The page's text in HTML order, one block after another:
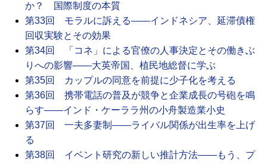
か？ 国際制度の本質
第33回 モラルに訴える――インドネシア、延滞債権
回収実験とその効果
第34回 「コネ」による官僚の人事決定とその働きぶ
りへの影響――大英帝国、植民地総督に学ぶ
第35回 カップルの同意を前提に少子化を考える
第36回 携帯電話の普及が競争と企業成長の号砲を鳴
らす――インド・ケーララ州の小舟製造業小史
第37回 一夫多妻制――ライバル関係が出生率を上げ
る
第38回 イベント研究の新しい推計方法――もう、プ